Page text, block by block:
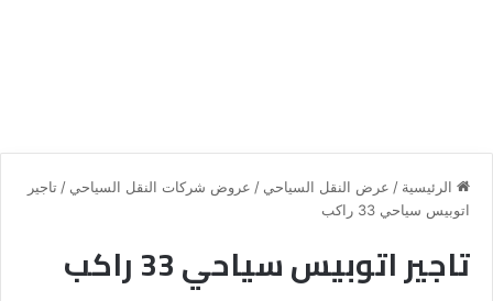
الرئيسية / عرض النقل السياحي / عروض شركات النقل السياحي / تاجير
اتوبيس سياحي 33 راكب
تاجير اتوبيس سياحي 33 راكب